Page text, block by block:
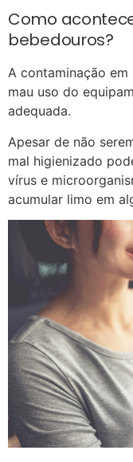
Como
bebedouros?
A contaminação
mau uso do
adequada.
Apesar de não
mal higienizado
vírus e
acumular limo em